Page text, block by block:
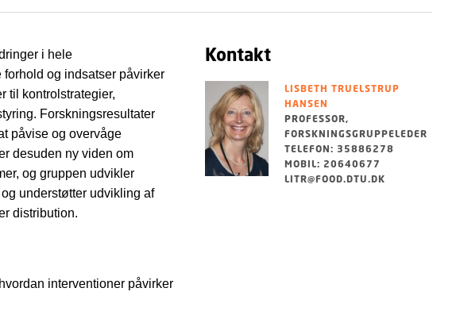
i hele
og indsatser påvirker
til kontrolstrategier,
Forskningsresultater
påvise og overvåge
desuden ny viden om
og gruppen udvikler
understøtter udvikling af
distribution.
interventioner påvirker
Kontakt
LISBETH TRUELSTRUP
HANSEN
PROFESSOR,
FORSKNINGSGRUPPELEDER
TELEFON: 35886278
MOBIL: 20640677
LITR@FOOD.DTU.DK